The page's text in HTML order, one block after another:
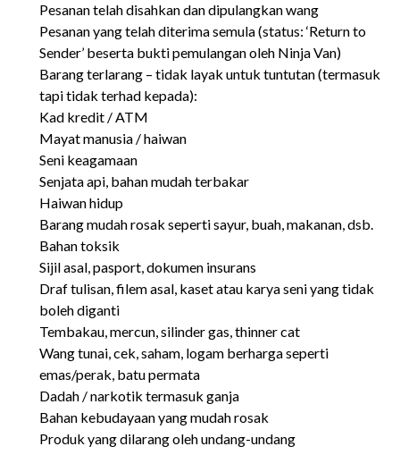
Pesanan telah disahkan dan dipulangkan wang
Pesanan yang telah diterima semula (status: ‘Return to
Sender’ beserta bukti pemulangan oleh Ninja Van)
Barang terlarang – tidak layak untuk tuntutan (termasuk
tapi tidak terhad kepada):
Kad kredit / ATM
Mayat manusia / haiwan
Seni keagamaan
Senjata api, bahan mudah terbakar
Haiwan hidup
Barang mudah rosak seperti sayur, buah, makanan, dsb.
Bahan toksik
Sijil asal, pasport, dokumen insurans
Draf tulisan, filem asal, kaset atau karya seni yang tidak
boleh diganti
Tembakau, mercun, silinder gas, thinner cat
Wang tunai, cek, saham, logam berharga seperti
emas/perak, batu permata
Dadah / narkotik termasuk ganja
Bahan kebudayaan yang mudah rosak
Produk yang dilarang oleh undang-undang